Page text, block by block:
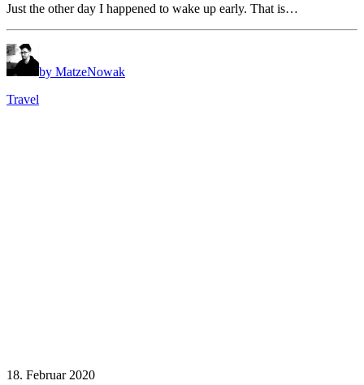
Just the other day I happened to wake up early. That is…
by MatzeNowak
Travel
18. Februar 2020